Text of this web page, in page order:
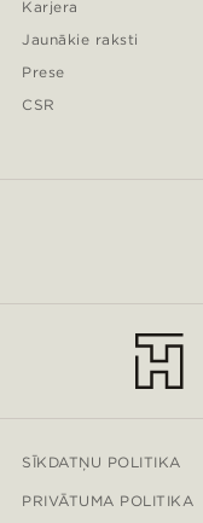
Karjera
Jaunākie raksti
Prese
CSR
SĪKDATŅU POLITIKA
PRIVĀTUMA POLITIKA